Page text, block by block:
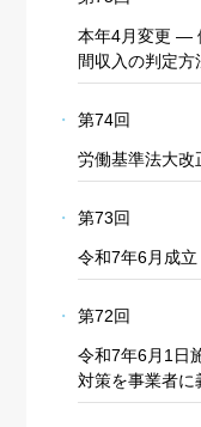
本年4月変更 ―
間収入の判定方
第74回
労働基準法大改
第73回
令和7年6月成
第72回
令和7年6月1
対策を事業者に